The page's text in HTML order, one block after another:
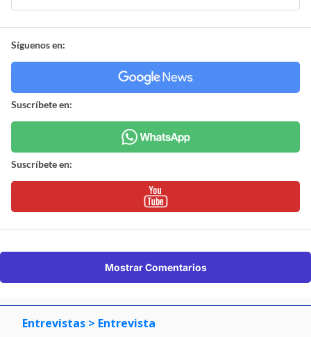
Síguenos en:
Suscríbete en:
Suscríbete en:
Mostrar Comentarios
Entrevistas > Entrevista